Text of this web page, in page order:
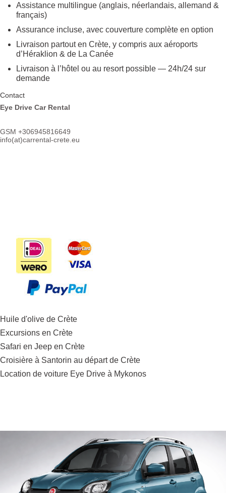
Assistance multilingue (anglais, néerlandais, allemand &
français)
Assurance incluse, avec couverture complète en option
Livraison partout en Crète, y compris aux aéroports
d’Héraklion & de La Canée
Livraison à l’hôtel ou au resort possible — 24h/24 sur
demande
Contact
Eye Drive Car Rental
GSM +306945816649
info(at)carrental-crete.eu
Huile d'olive de Crète
Excursions en Crète
Safari en Jeep en Crète
Croisière à Santorin au départ de Crète
Location de voiture Eye Drive à Mykonos